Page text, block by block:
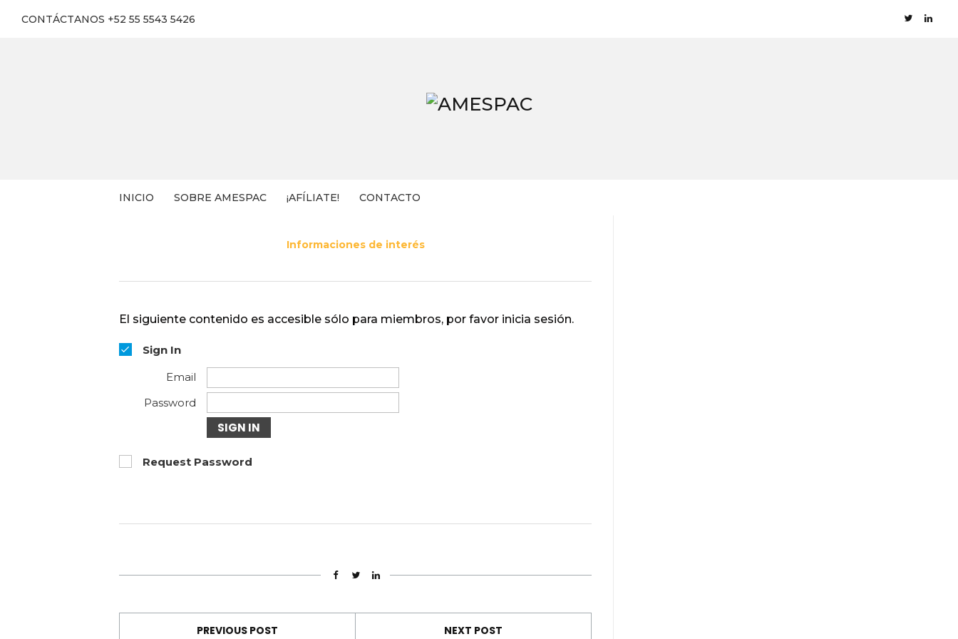
CONTÁCTANOS +52 55 5543 5426
INICIO SOBRE AMESPAC ¡AFÍLIATE! CONTACTO
Informaciones de interés
El siguiente contenido es accesible sólo para miembros, por favor inicia sesión.
Sign In
Email
Password
SIGN IN
Request Password
PREVIOUS POST NEXT POST